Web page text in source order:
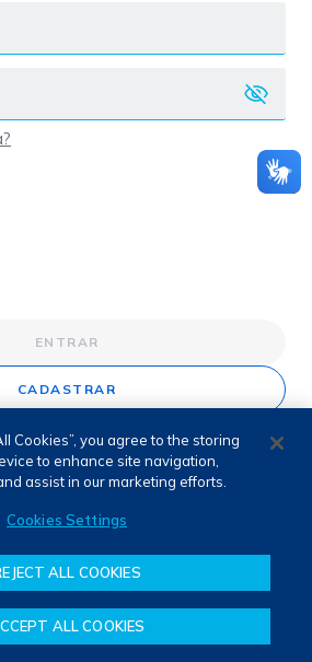
ENTRAR
CADASTRAR
Cookies”, you agree to the storing
to enhance site navigation,
assist in our marketing efforts.
Cookies Settings
ALL COOKIES
ALL COOKIES